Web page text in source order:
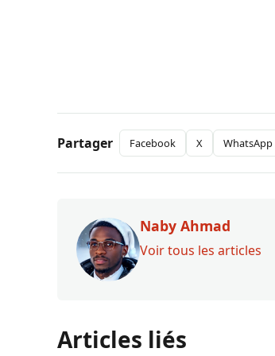
Partager Facebook X WhatsApp
Naby Ahmad
Voir tous les articles
Articles liés